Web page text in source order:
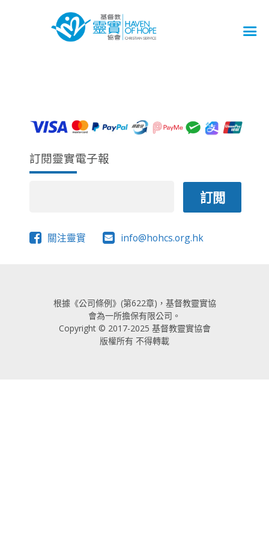
訂閱靈實電子報
關注靈實 info@hohcs.org.hk
根據《公司條例》(第622章)，基督教靈實協
會為一所擔保有限公司。
Copyright © 2017-2025 基督教靈實協會
版權所有 不得轉載